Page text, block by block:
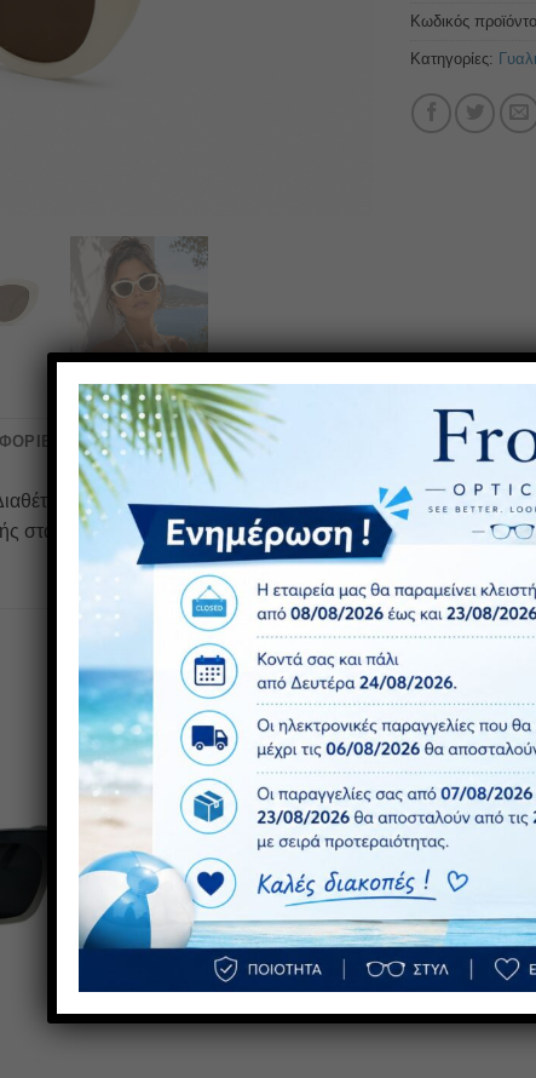
Κωδικός
Κατηγορίες:
ΑΞΙΟΛΟΓΉΣΕΙΣ (0)
προστασία UV400 και Polarized φακό. Πολωτικά
στα χτυπήματα που παρέχει απόλυτη άνεση χάρη στην
ΠΡΟΣΦΟΡΑ
1+1 ΔΩΡΟ
Πρόσθήκη
στην λίστα
επιθυμιών